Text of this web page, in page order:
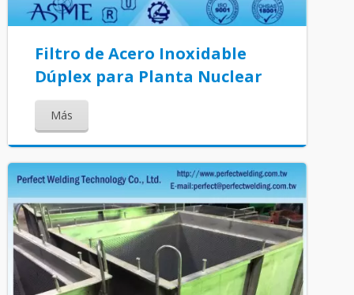
Filtro de Acero Inoxidable
Dúplex para Planta Nuclear
Más